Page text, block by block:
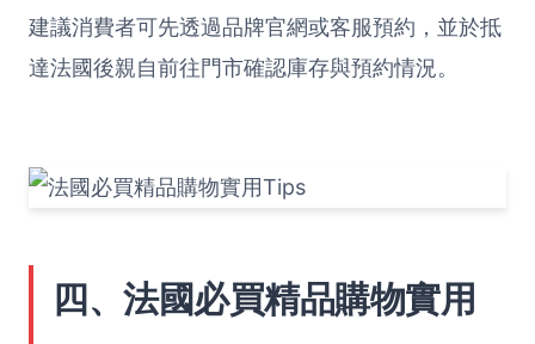
建議消費者可先透過品牌官網或客服預約，並於抵
達法國後親自前往門市確認庫存與預約情況。
四、法國必買精品購物實用